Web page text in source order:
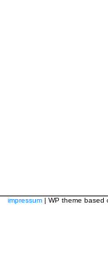
impressum | WP theme based